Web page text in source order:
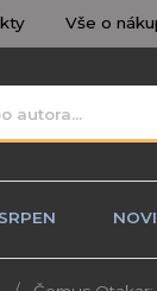
Vše o